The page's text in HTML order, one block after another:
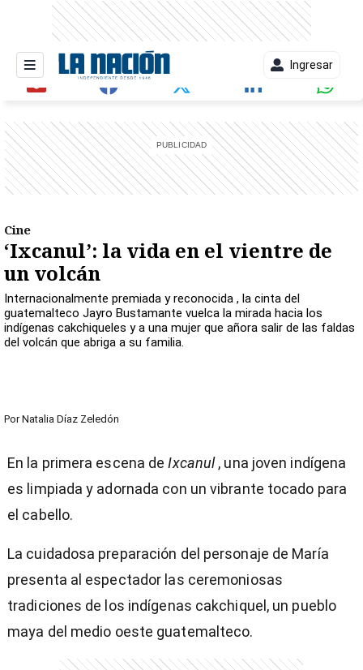
Ingresar
Cine
‘Ixcanul’: la vida en el vientre de
un volcán
Internacionalmente premiada y reconocida , la cinta del
guatemalteco Jayro Bustamante vuelca la mirada hacia los
indígenas cakchiqueles y a una mujer que añora salir de las faldas
del volcán que abriga a su familia.
Por Natalia Díaz Zeledón
En la primera escena deIxcanul, una joven indígena
es limpiada y adornada con un vibrante tocado para
el cabello.
La cuidadosa preparación del personaje de María
presenta al espectador las ceremoniosas
tradiciones de los indígenas cakchiquel, un pueblo
maya del medio oeste guatemalteco.